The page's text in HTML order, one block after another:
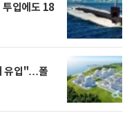
입에도 18
유입"…폴